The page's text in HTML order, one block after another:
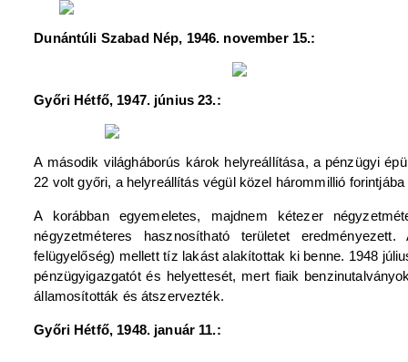
Dunántúli Szabad Nép, 1946. november 15.:
Győri Hétfő, 1947. június 23.:
A második világháborús károk helyreállítása, a pénzügyi
22 volt győri, a helyreállítás végül közel hárommillió
A korábban egyemeletes, majdnem kétezer
négyzetméteres hasznosítható területet
felügyelőség) mellett tíz lakást alakítottak ki benne. 1948
pénzügyigazgatót és helyettesét, mert fiaik
államosították és átszervezték.
Győri Hétfő, 1948. január 11.: